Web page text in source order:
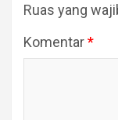
Ruas yang
Komentar*